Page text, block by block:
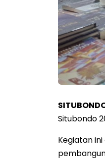
Situbondo
Kegiatan